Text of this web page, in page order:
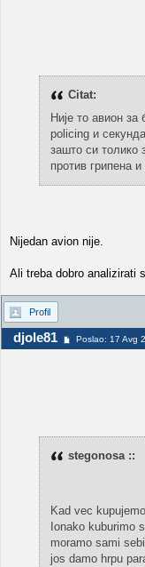
Citat:
Није то авион за
policing и
зашто си толико
против грипена
Nijedan avion nije.
Ali treba dobro analizirati
Profil
djole81 Poslao: 17 Avg
stegonosa ::
Kad vec
Ionako kuburimo
moramo sami
jos damo hrpu